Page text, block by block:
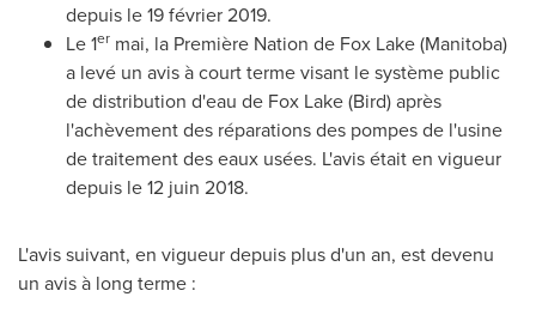
depuis le 19 février 2019.
Le 1er mai, la Première Nation de Fox Lake(Manitoba)
a levé un avis à court terme visant le système public
de distribution d'eau de Fox Lake(Bird) après
l'achèvement des réparations des pompes de l'usine
de traitement des eaux usées. L'avis était en vigueur
depuis le 12 juin 2018.
L'avis suivant, en vigueur depuis plus d'un an, est devenu
un avis à long terme :